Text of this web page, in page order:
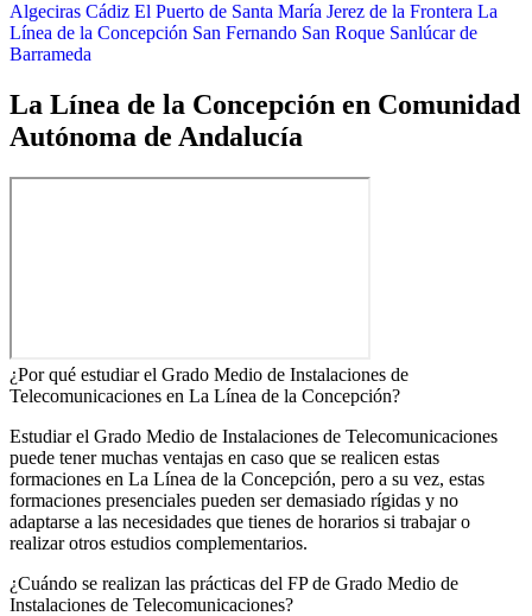
Algeciras Cádiz El Puerto de Santa María Jerez de la Frontera La
Línea de la Concepción San Fernando San Roque Sanlúcar de
Barrameda
La Línea de la Concepción en Comunidad
Autónoma de Andalucía
¿Por qué estudiar el Grado Medio de Instalaciones de
Telecomunicaciones en La Línea de la Concepción?
Estudiar el Grado Medio de Instalaciones de Telecomunicaciones
puede tener muchas ventajas en caso que se realicen estas
formaciones en La Línea de la Concepción, pero a su vez, estas
formaciones presenciales pueden ser demasiado rígidas y no
adaptarse a las necesidades que tienes de horarios si trabajar o
realizar otros estudios complementarios.
¿Cuándo se realizan las prácticas del FP de Grado Medio de
Instalaciones de Telecomunicaciones?​